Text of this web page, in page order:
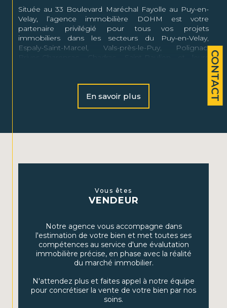
CONTACT
Située au 33 Boulevard Maréchal Fayolle au Puy-en-
Velay, l’agence immobilière DOHM est votre
partenaire privilégié pour tous vos projets
immobiliers dans les secteurs du Puy-en-Velay,
Espaly-Saint-Marcel, Vals-près-le-Puy, Polignac,
Notre équipe dynamique vous accompagne dans la
vente, l’achat et la location de biens immobiliers, ainsi
que dans la gestion locative. Nous vous offrons
investissements et assurer votre avenir financier.
Nos services
expertise pour vendre rapidement ou dénicher le
bien parfait, que ce soit pour une résidence
Location :Découvrez une large sélection de maisons
et d’appartements à louer dans les secteurs que nous
couvrons.
Gestion locative :Nous assurons la gestion complète
de votre bien, incluant la recherche de locataires, la
gestion des baux et l'entretien du bien.
En savoir plus
Vous êtes
VENDEUR
Notre agence vous accompagne dans
l'estimation de votre bien et met toutes ses
compétences au service d'une évalutation
immobilière précise, en phase avec la réalité
du marché immobilier.
N'attendez plus et faites appel à notre équipe
pour concrétiser la vente de votre bien par nos
soins.